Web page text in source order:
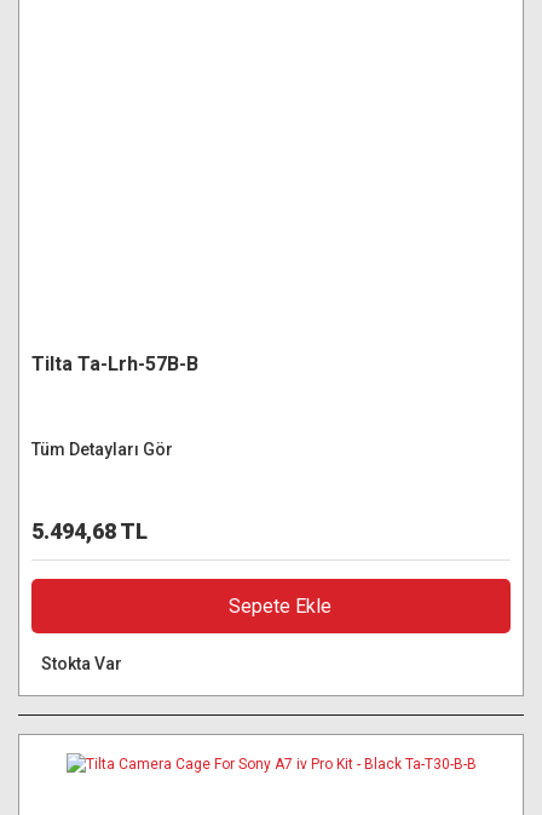
Tilta Ta-Lrh-57B-B
Tüm Detayları Gör
5.494,68 TL
Sepete Ekle
Stokta Var